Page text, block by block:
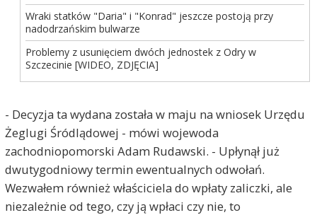
Wraki statków "Daria" i "Konrad" jeszcze postoją przy
nadodrzańskim bulwarze
Problemy z usunięciem dwóch jednostek z Odry w
Szczecinie [WIDEO, ZDJĘCIA]
- Decyzja ta wydana została w maju na wniosek Urzędu
Żeglugi Śródlądowej - mówi wojewoda
zachodniopomorski Adam Rudawski. - Upłynął już
dwutygodniowy termin ewentualnych odwołań.
Wezwałem również właściciela do wpłaty zaliczki, ale
niezależnie od tego, czy ją wpłaci czy nie, to